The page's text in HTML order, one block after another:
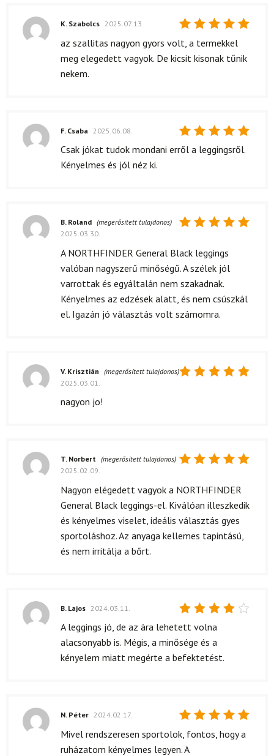
Értékelés:
5
K. Szabolcs 2025.07.13.
az szallitas nagyon gyors volt, a termekkel
meg elegedett vagyok. De kicsit kisonak tűnik
nekem.
Értékelés:
/ 5
F. Csaba 2025.06.08.
Csak jókat tudok mondani erről a leggingsről.
Kényelmes és jól néz ki.
5/ 5
B. Roland (megerősített tulajdonos)
2025.03.30.
A NORTHFINDER General Black leggings
valóban nagyszerű minőségű. A szélek jól
varrottak és egyáltalán nem szakadnak.
Kényelmes az edzések alatt, és nem csúszkál
el. Igazán jó választás volt számomra.
V. Krisztián (megerősített tulajdonos)
2025.03.01.
nagyon jo!
5/ 5
T. Norbert (megerősített tulajdonos)
2025.02.09.
Nagyon elégedett vagyok a NORTHFINDER
General Black leggings-el. Kiválóan illeszkedik
és kényelmes viselet, ideális választás gyes
sportoláshoz. Az anyaga kellemes tapintású,
és nem irritálja a bőrt.
Értékelés:
B. Lajos 2024.03.11.
A leggings jó, de az ára lehetett volna
alacsonyabb is. Mégis, a minősége és a
kényelem miatt megérte a befektetést.
Értékelés:
5
N. Péter 2024.02.17.
Mivel rendszeresen sportolok, fontos, hogy a
ruházatom kényelmes legyen. A